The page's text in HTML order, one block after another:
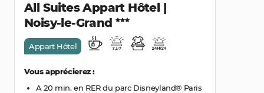
All Suites Appart Hôtel |
Noisy-le-Grand
Appart Hôtel
Vous apprécierez :
A 20 min. en RER du parc Disneyland® Paris